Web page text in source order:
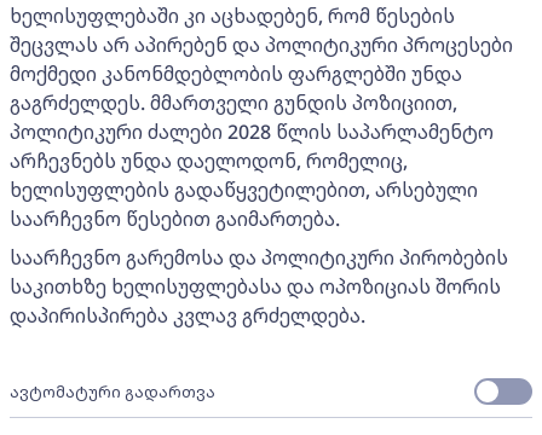
ხელისუფლებაში კი აცხადებენ, რომ წესების
შეცვლას არ აპირებენ და პოლიტიკური პროცესები
მოქმედი კანონმდებლობის ფარგლებში უნდა
გაგრძელდეს. მმართველი გუნდის პოზიციით,
პოლიტიკური ძალები 2028 წლის საპარლამენტო
არჩევნებს უნდა დაელოდონ, რომელიც,
ხელისუფლების გადაწყვეტილებით, არსებული
საარჩევნო წესებით გაიმართება.
საარჩევნო გარემოსა და პოლიტიკური პირობების
საკითხზე ხელისუფლებასა და ოპოზიციას შორის
დაპირისპირება კვლავ გრძელდება.
ავტომატური გადართვა